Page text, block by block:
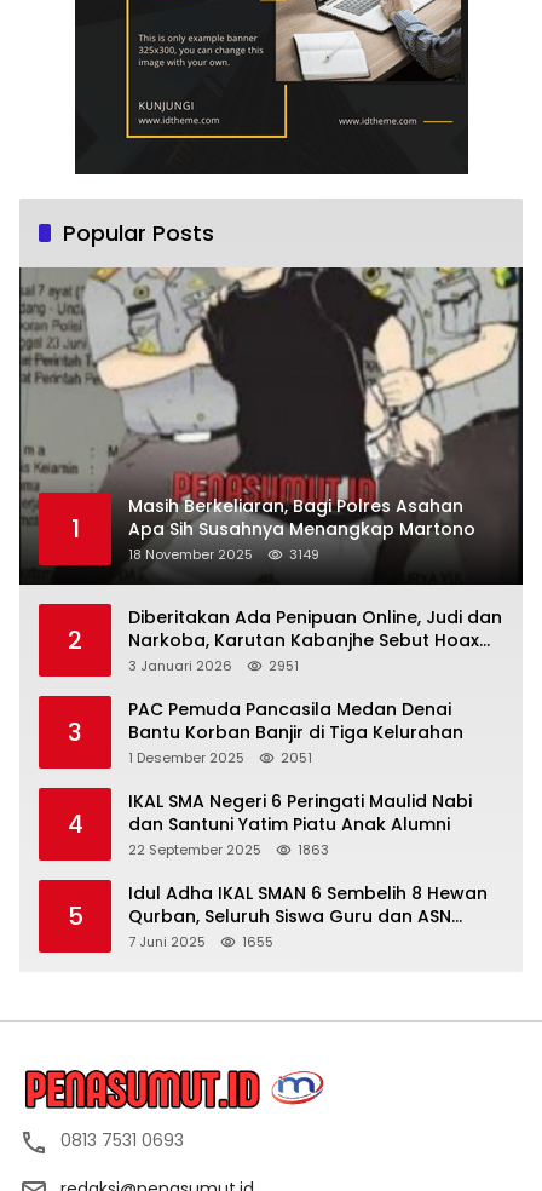
Popular Posts
1
Masih Berkeliaran, Bagi Polres Asahan
Apa Sih Susahnya Menangkap Martono
18 November 2025 3149
2
Diberitakan Ada Penipuan Online, Judi dan
Narkoba, Karutan Kabanjhe Sebut Hoax
dan Berita Tak Beryanggungjawab
3 Januari 2026 2951
3
PAC Pemuda Pancasila Medan Denai
Bantu Korban Banjir di Tiga Kelurahan
1 Desember 2025 2051
4
IKAL SMA Negeri 6 Peringati Maulid Nabi
dan Santuni Yatim Piatu Anak Alumni
22 September 2025 1863
5
Idul Adha IKAL SMAN 6 Sembelih 8 Hewan
Qurban, Seluruh Siswa Guru dan ASN
Dapat Daging
7 Juni 2025 1655
0813 7531 0693